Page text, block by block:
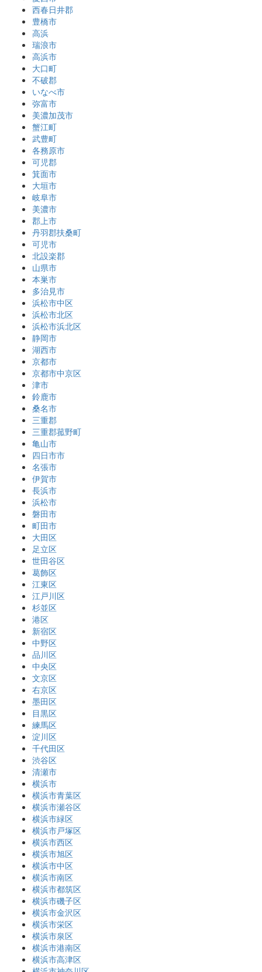
西春日井郡
豊橋市
高浜
瑞浪市
高浜市
大口町
不破郡
いなべ市
弥富市
美濃加茂市
蟹江町
武豊町
各務原市
可児郡
箕面市
大垣市
岐阜市
美濃市
郡上市
丹羽郡扶桑町
可児市
北設楽郡
山県市
本巣市
多治見市
浜松市中区
浜松市北区
浜松市浜北区
静岡市
湖西市
京都市
京都市中京区
津市
鈴鹿市
桑名市
三重郡
三重郡菰野町
亀山市
四日市市
名張市
伊賀市
長浜市
浜松市
磐田市
町田市
大田区
足立区
世田谷区
葛飾区
江東区
江戸川区
杉並区
港区
新宿区
中野区
品川区
中央区
文京区
右京区
墨田区
目黒区
練馬区
淀川区
千代田区
渋谷区
清瀬市
横浜市
横浜市青葉区
横浜市瀬谷区
横浜市緑区
横浜市戸塚区
横浜市西区
横浜市旭区
横浜市中区
横浜市南区
横浜市都筑区
横浜市磯子区
横浜市金沢区
横浜市栄区
横浜市泉区
横浜市港南区
横浜市高津区